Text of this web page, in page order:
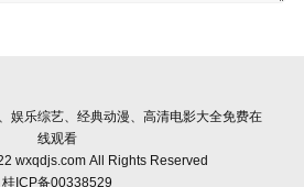
娱乐综艺、经典动漫、高清电影大全免费在
线观看
wxqdjs.com All Rights Reserved
桂ICP备00338529